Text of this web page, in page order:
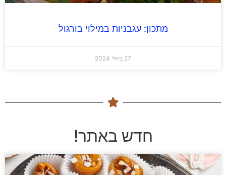
מתכון: עגבניות במילוי בורגול
חדש באתר!